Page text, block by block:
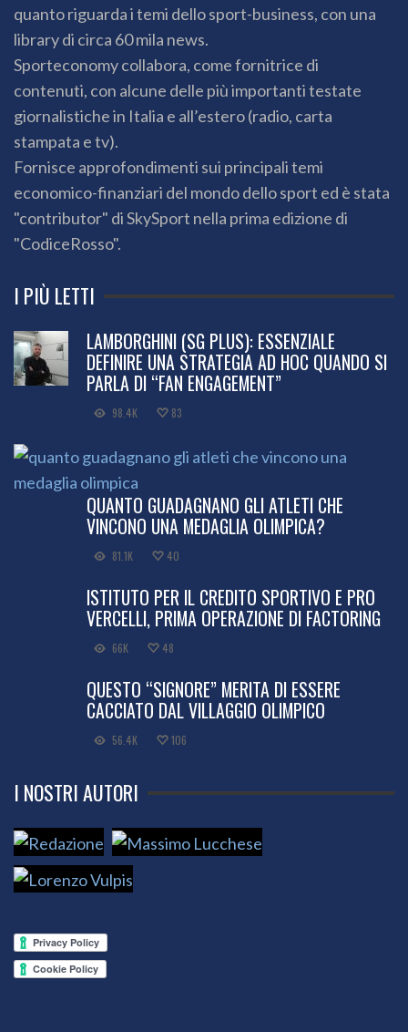
quanto riguarda i temi dello sport-business, con una
library di circa 60 mila news.
Sporteconomy collabora, come fornitrice di
contenuti, con alcune delle più importanti testate
giornalistiche in Italia e all’estero (radio, carta
stampata e tv).
Fornisce approfondimenti sui principali temi
economico-finanziari del mondo dello sport ed è stata
"contributor" di SkySport nella prima edizione di
"CodiceRosso".
I PIÙ LETTI
LAMBORGHINI (SG PLUS): ESSENZIALE
DEFINIRE UNA STRATEGIA AD HOC QUANDO SI
PARLA DI “FAN ENGAGEMENT”
98.4K 83
QUANTO GUADAGNANO GLI ATLETI CHE
VINCONO UNA MEDAGLIA OLIMPICA?
81.1K 40
ISTITUTO PER IL CREDITO SPORTIVO E PRO
VERCELLI, PRIMA OPERAZIONE DI FACTORING
66K 48
QUESTO “SIGNORE” MERITA DI ESSERE
CACCIATO DAL VILLAGGIO OLIMPICO
56.4K 106
I NOSTRI AUTORI